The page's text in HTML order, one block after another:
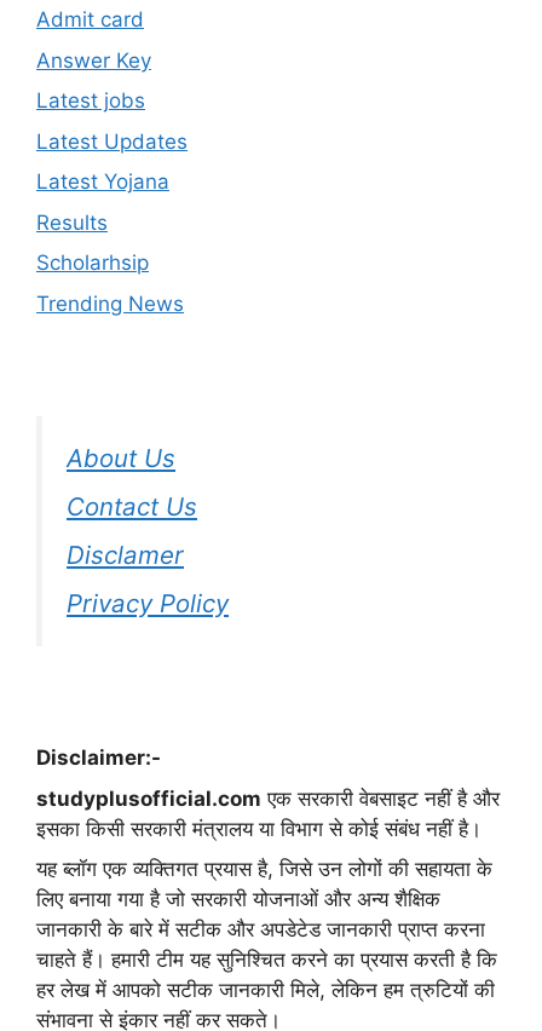
Admit card
Answer Key
Latest jobs
Latest Updates
Latest Yojana
Results
Scholarhsip
Trending News
About Us
Contact Us
Disclamer
Privacy Policy
Disclaimer:-
studyplusofficial.com एक सरकारी वेबसाइट नहीं है और
इसका किसी सरकारी मंत्रालय या विभाग से कोई संबंध नहीं है।
यह ब्लॉग एक व्यक्तिगत प्रयास है, जिसे उन लोगों की सहायता के
लिए बनाया गया है जो सरकारी योजनाओं और अन्य शैक्षिक
जानकारी के बारे में सटीक और अपडेटेड जानकारी प्राप्त करना
चाहते हैं। हमारी टीम यह सुनिश्चित करने का प्रयास करती है कि
हर लेख में आपको सटीक जानकारी मिले, लेकिन हम त्रुटियों की
संभावना से इंकार नहीं कर सकते।